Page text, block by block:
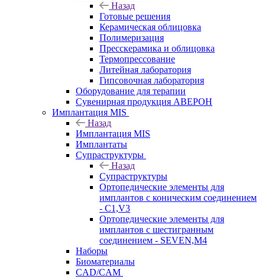
Назад
Готовые решения
Керамическая облицовка
Полимеризация
Пресскерамика и облицовка
Термопрессование
Литейная лаборатория
Гипсовочная лаборатория
Оборудование для терапии
Сувенирная продукция АВЕРОН
Имплантация MIS
Назад
Имплантация MIS
Имплантаты
Супраструктуры
Назад
Супраструктуры
Ортопедические элементы для
имплантов с коническим соединением
- C1,V3
Ортопедические элементы для
имплантов с шестигранным
соединением - SEVEN,M4
Наборы
Биоматериалы
CAD/CAM